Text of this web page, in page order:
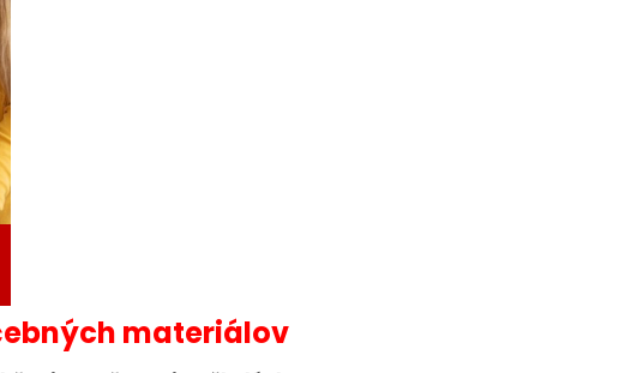
materiálov